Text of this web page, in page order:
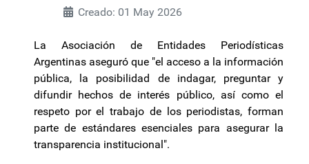
Creado: 01 May 2026
La Asociación de Entidades Periodísticas
Argentinas aseguró que "el acceso a la información
pública, la posibilidad de indagar, preguntar y
difundir hechos de interés público, así como el
respeto por el trabajo de los periodistas, forman
parte de estándares esenciales para asegurar la
transparencia institucional".